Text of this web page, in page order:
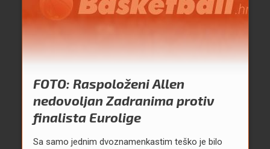
FOTO: Raspoloženi Allen
nedovoljan Zadranima protiv
finalista Eurolige
Sa samo jednim dvoznamenkastim teško je bilo